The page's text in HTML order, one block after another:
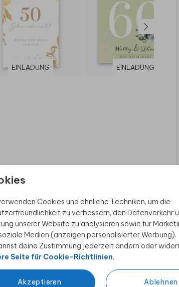
Cookies und ähnliche Techniken, um die
zu verbessern, den Datenverkehr
unserer Website zu analysieren sowie für
Medien (anzeigen personalisierter Werbung).
deine Zustimmung jederzeit ändern oder
Seite für Cookie-Richtlinien.
Akzeptieren Ablehnen
EINLADUNG EINLADUNG
sichern
kreative
Als Dankeschön